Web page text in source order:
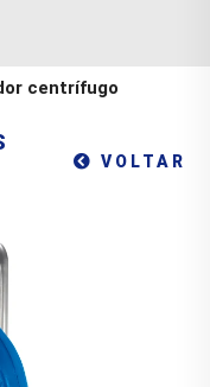
centrífugo
VOLTAR